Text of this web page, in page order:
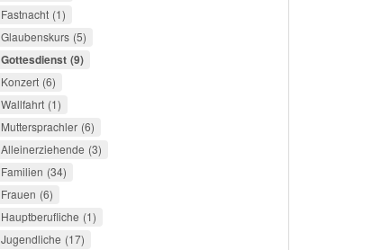
Fastnacht 1
Glaubenskurs 5
Gottesdienst 9
Konzert 6
Wallfahrt 1
Muttersprachler 6
Alleinerziehende 3
Familien 34
Frauen 6
Hauptberufliche 1
Jugendliche 17